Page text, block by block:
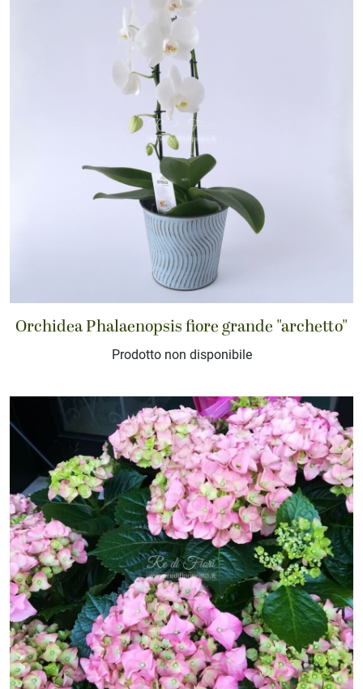
Orchidea Phalaenopsis fiore grande "archetto"
Prodotto non disponibile